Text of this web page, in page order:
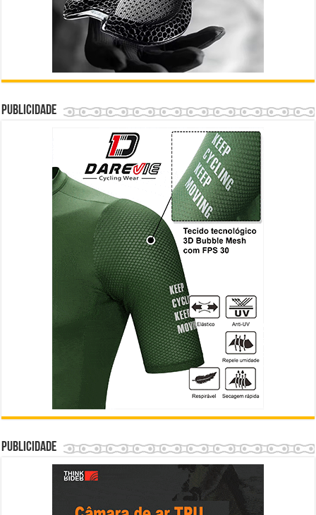
Publicidade
Publicidade